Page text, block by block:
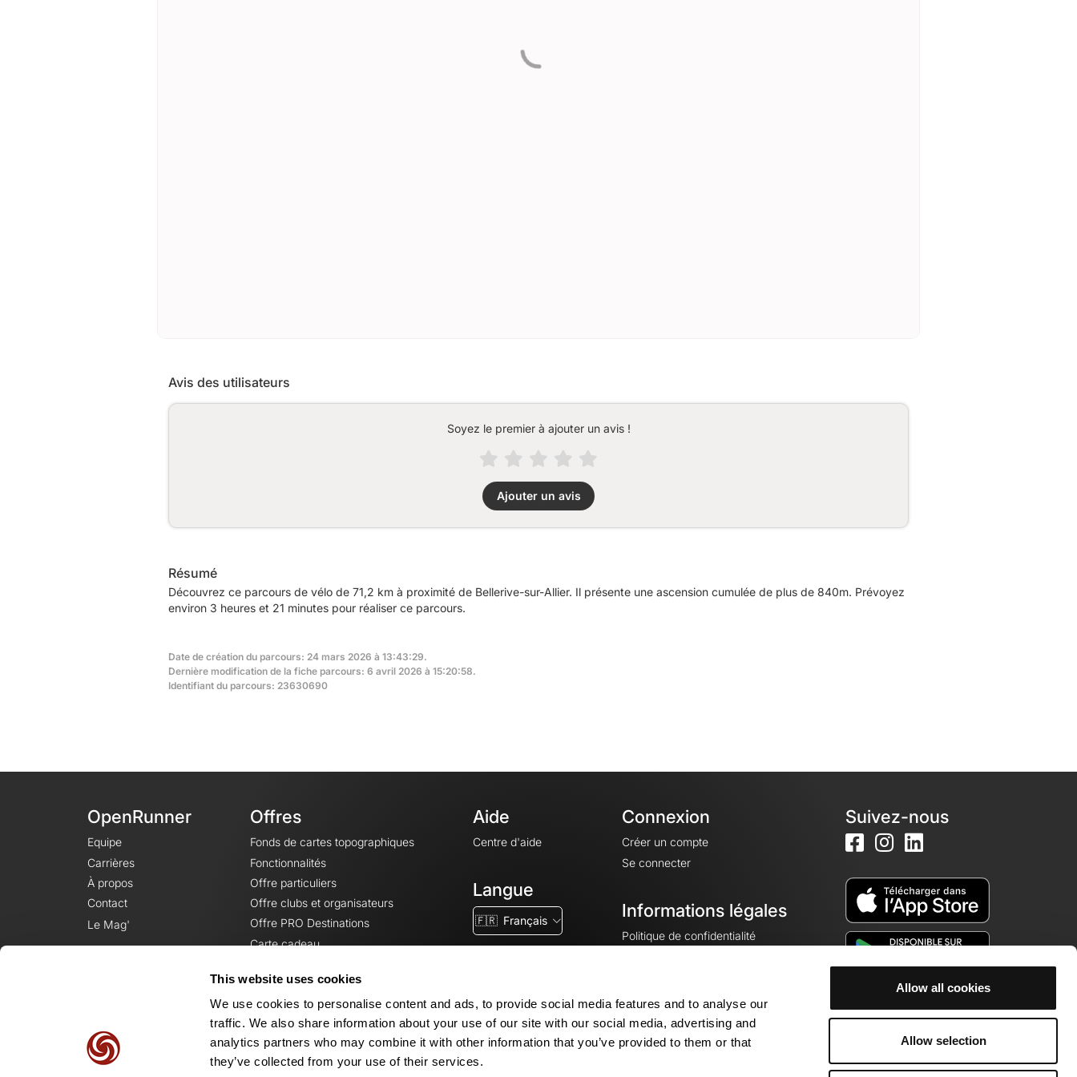
This website uses cookies
We use cookies to personalise content and ads, to provide social media features and to analyse our
traffic. We also share information about your use of our site with our social media, advertising and
analytics partners who may combine it with other information that you’ve provided to them or that
they’ve collected from your use of their services.
Allow all cookies
Allow selection
Avis des utilisateurs
Soyez le premier à ajouter un avis !
Ajouter un avis
Résumé
Découvrez ce parcours de vélo de 71,2 km à proximité de Bellerive-sur-Allier. Il présente une ascension cumulée de plus de 840m. Prévoyez
environ 3 heures et 21 minutes pour réaliser ce parcours.
Date de création du parcours: 24 mars 2026 à 13:43:29.
Dernière modification de la fiche parcours: 6 avril 2026 à 15:20:58.
Identifiant du parcours: 23630690
OpenRunner
Equipe
Carrières
À propos
Contact
Le Mag'
Offres
Fonds de cartes topographiques
Fonctionnalités
Offre particuliers
Offre clubs et organisateurs
Offre PRO Destinations
Carte cadeau
Aide
Centre d'aide
Langue
🇫🇷 Français
Connexion
Créer un compte
Se connecter
Informations légales
Politique de confidentialité
Mentions légales
Paramètres des cookies
Suivez-nous